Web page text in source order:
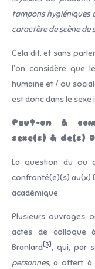
tampons hygiéniques
caractère de scène de
Cela dit, et sans
l’on considère que
humaine et / ou
est donc dans le sexe
Peut-on &
sexe(s) & de(s)
La question du ou
confronté(e)(s) au(x)
académique.
Plusieurs ouvrages
actes de colloque
Branlard [3] , qui, par
personnes,a offert à